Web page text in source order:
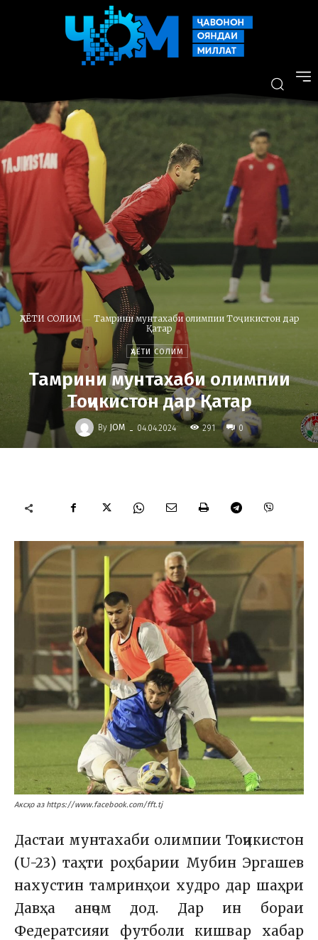
ҲАЁТИ СОЛИМ
Тамрини мунтахаби олимпии Тоҷикистон дар
Қатар
ҲАЁТИ СОЛИМ
Тамрини мунтахаби олимпии
Тоҷикистон дар Қатар
By JOM - 04.04.2024 291 0
Аксҳо аз https://www.facebook.com/fft.tj
Дастаи мунтахаби олимпии Тоҷикистон
(U-23) таҳти роҳбарии Мубин Эргашев
нахустин тамринҳои худро дар шаҳри
Давҳа анҷом дод. Дар ин бораи
Федератсияи футболи кишвар хабар